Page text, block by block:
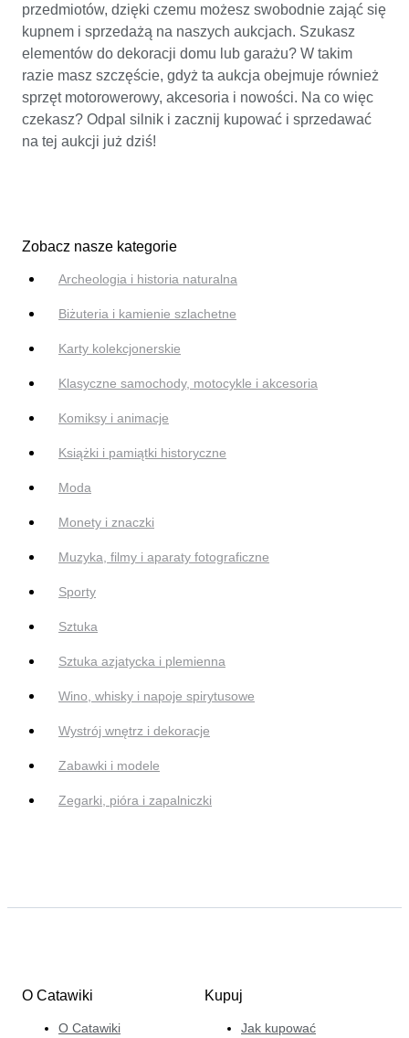
przedmiotów, dzięki czemu możesz swobodnie zająć się
kupnem i sprzedażą na naszych aukcjach. Szukasz
elementów do dekoracji domu lub garażu? W takim
razie masz szczęście, gdyż ta aukcja obejmuje również
sprzęt motorowerowy, akcesoria i nowości. Na co więc
czekasz? Odpal silnik i zacznij kupować i sprzedawać
na tej aukcji już dziś!
Zobacz nasze kategorie
Archeologia i historia naturalna
Biżuteria i kamienie szlachetne
Karty kolekcjonerskie
Klasyczne samochody, motocykle i akcesoria
Komiksy i animacje
Książki i pamiątki historyczne
Moda
Monety i znaczki
Muzyka, filmy i aparaty fotograficzne
Sporty
Sztuka
Sztuka azjatycka i plemienna
Wino, whisky i napoje spirytusowe
Wystrój wnętrz i dekoracje
Zabawki i modele
Zegarki, pióra i zapalniczki
O Catawiki
O Catawiki
Kupuj
Jak kupować